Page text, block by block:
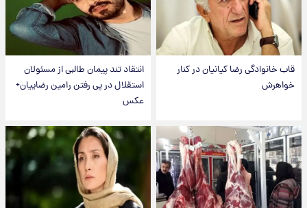
رضا کیانیان در کنار
انتقاد تند پیمان طالبی از مسئولان
استقلال در پی رفتن رامین رضاییان+